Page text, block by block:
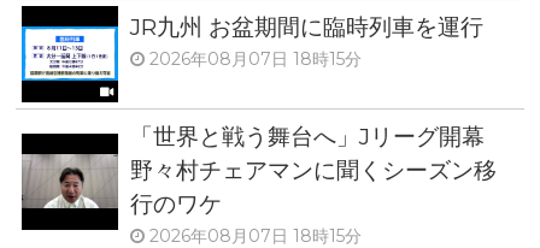
JR九州 お盆期間に臨時列車を運行
2026年08月07日 18時15分
「世界と戦う舞台へ」Jリーグ開幕
野々村チェアマンに聞くシーズン移
行のワケ
2026年08月07日 18時15分